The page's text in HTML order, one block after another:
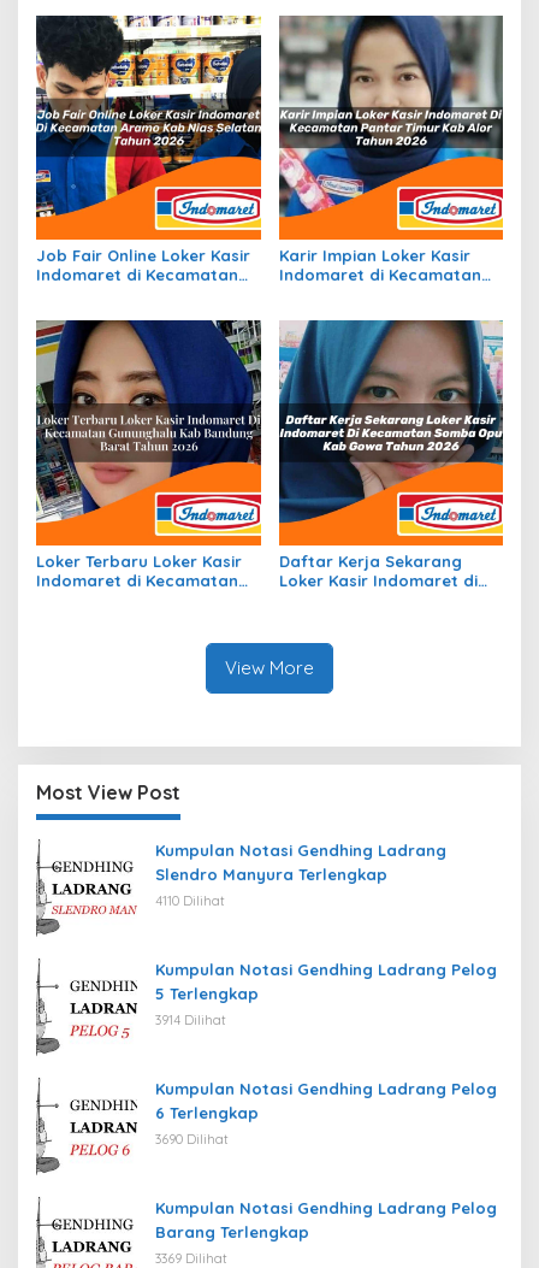
Tahun 2026
Tahun 2026
Job Fair Online Loker Kasir
Indomaret di Kecamatan
Karir Impian Loker Kasir
Indomaret di Kecamatan
Loker Terbaru Loker Kasir
Indomaret di Kecamatan
Daftar Kerja Sekarang
Loker Kasir Indomaret di
View More
Most View Post
Kumpulan Notasi Gendhing Ladrang
Slendro Manyura Terlengkap
4110 Dilihat
Kumpulan Notasi Gendhing Ladrang Pelog
5 Terlengkap
3914 Dilihat
Kumpulan Notasi Gendhing Ladrang Pelog
6 Terlengkap
3690 Dilihat
Kumpulan Notasi Gendhing Ladrang Pelog
Barang Terlengkap
3369 Dilihat